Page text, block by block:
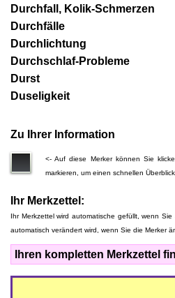
Durchfall, Kolik-Schmerzen
Durchfälle
Durchlichtung
Durchschlaf-Probleme
Durst
Duseligkeit
Zu Ihrer Information
<- Auf diese Merker können Sie
markieren, um einen schnellen
Ihr Merkzettel:
Ihr Merkzettel wird automatische gefüllt, wenn
automatisch verändert wird, wenn Sie die Merker
Ihren kompletten Merkzettel